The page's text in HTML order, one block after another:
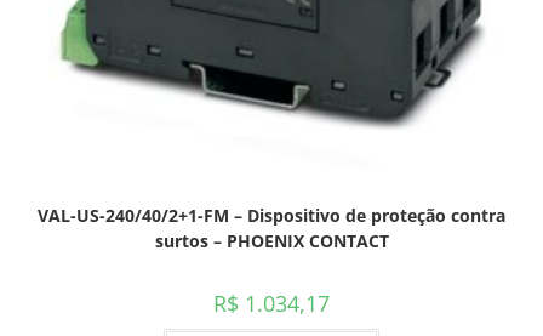
VAL-US-240/40/2+1-FM – Dispositivo de proteção contra
surtos – PHOENIX CONTACT
R$ 1.034,17